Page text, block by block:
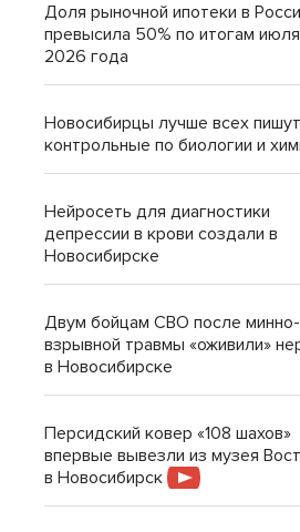
Доля рыночной ипотеки в
превысила 50% по итогам июля
2026 года
Новосибирцы лучше всех пишут
контрольные по биологии и
Нейросеть для диагностики
депрессии в крови создали в
Новосибирске
Двум бойцам СВО после минно-
взрывной травмы «оживили»
в Новосибирске
Персидский ковер «108 шахов»
впервые вывезли из музея
в Новосибирск